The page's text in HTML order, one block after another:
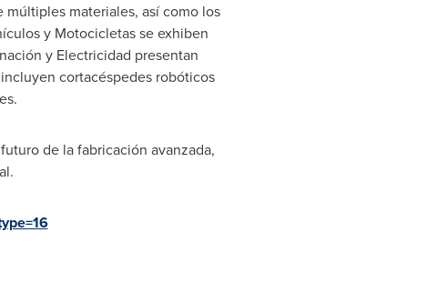
materiales, así como los
y Motocicletas se exhiben
y Electricidad presentan
cortacéspedes robóticos
de la fabricación avanzada,